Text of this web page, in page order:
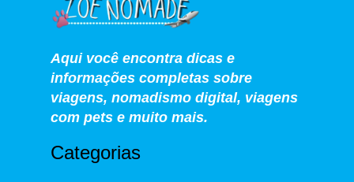
Aqui você encontra dicas e
informações completas sobre
viagens, nomadismo digital, viagens
com pets e muito mais.
Categorias